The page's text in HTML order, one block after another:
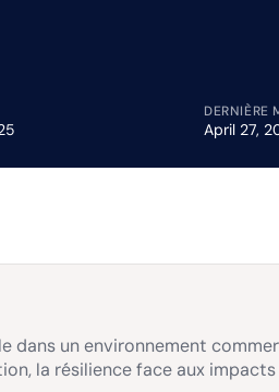
DERNIÈRE
April 27,
dans un environnement
la résilience face aux